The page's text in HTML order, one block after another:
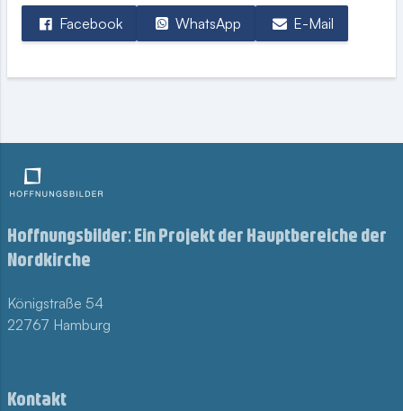
Facebook WhatsApp E-Mail
Hoffnungsbilder: Ein Projekt der Hauptbereiche der
Nordkirche
Königstraße 54
22767 Hamburg
Kontakt